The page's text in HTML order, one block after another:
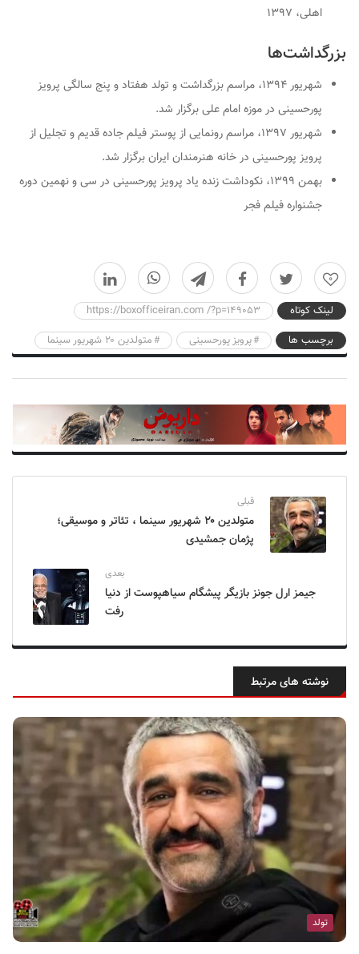
اهلی، ۱۳۹۷
بزرگداشت‌ها
شهریور ۱۳۹۴، مراسم بزرگداشت و تولد هفتاد و پنج سالگی پرویز
پورحسینی در موزه امام علی برگزار شد.
شهریور ۱۳۹۷، مراسم رونمایی از پوستر فیلم جاده قدیم و تجلیل از
پرویز پورحسینی در خانه هنرمندان ایران برگزار شد.
بهمن ۱۳۹۹، نکوداشت زنده یاد پرویز پورحسینی در سی و نهمین دوره
جشنواره فیلم فجر
0
لینک کوتاه
https://boxofficeiran.com /?p=149053
برچسب ها
پرویز پورحسینی متولدین ۲۰ شهریور سینما
قبلی
متولدین ۲۰ شهریور سینما ، تئاتر و موسیقی؛
پژمان جمشیدی
بعدی
جیمز ارل جونز بازیگر پیشگام سیاهپوست از دنیا
رفت
نوشته های مرتبط
تولد